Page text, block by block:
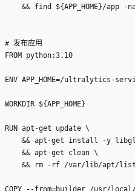
&& find ${APP_HOME}/app -
# 发布应用
FROM python:3.10
ENV APP_HOME=/ultralytics-
WORKDIR ${APP_HOME}
RUN apt-get update \
&& apt-get install -y
    && apt-get clean \
&& rm -rf /var/lib/apt/